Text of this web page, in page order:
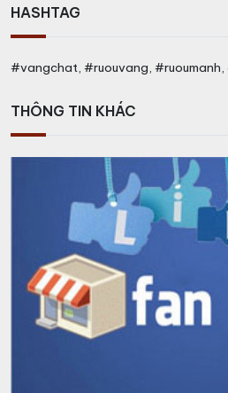
HASHTAG
#vangchat, #ruouvang,
THÔNG TIN KHÁC